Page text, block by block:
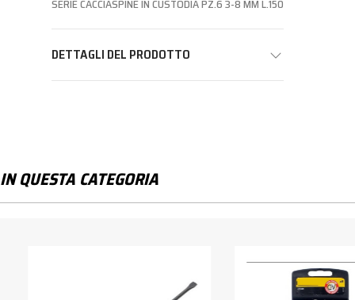
SERIE CACCIASPINE IN CUSTODIA PZ.6 3-8 MM L.150
DETTAGLI DEL PRODOTTO
IN QUESTA CATEGORIA